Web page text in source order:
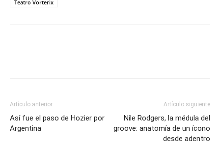
Teatro Vorterix
Artículo anterior
Así fue el paso de Hozier por
Argentina
Artículo siguiente
Nile Rodgers, la médula del
groove: anatomía de un ícono
desde adentro